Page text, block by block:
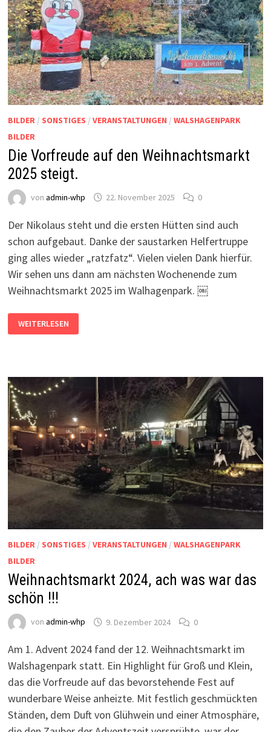
BILDER/ SONSTIGES / VERANSTALTUNGEN / WALSHAGENPARK
BILDER
Die Vorfreude auf den Weihnachtsmarkt
2025 steigt.
von admin-whp 22. November 2025 0
Der Nikolaus steht und die ersten Hütten sind auch
schon aufgebaut. Danke der saustarken Helfertruppe
ging alles wieder „ratzfatz“. Vielen vielen Dank hierfür.
Wir sehen uns dann am nächsten Wochenende zum
Weihnachtsmarkt 2025 im Walhagenpark. ￼
DIE
VORFREUDE
AUF
WEITERLESEN
BILDER/ SONSTIGES / VERANSTALTUNGEN / WALSHAGENPARK
BILDER
Weihnachtsmarkt 2024, ach was war das
schön !!!
von admin-whp 9. Dezember 2024 0
Am 1. Advent 2024 fand der 12. Weihnachtsmarkt im
Walshagenpark statt. Ein Highlight für Groß und Klein,
das die Vorfreude auf das bevorstehende Fest auf
wunderbare Weise anheizte. Mit festlich geschmückten
Ständen, dem Duft von Glühwein und einer Atmosphäre,